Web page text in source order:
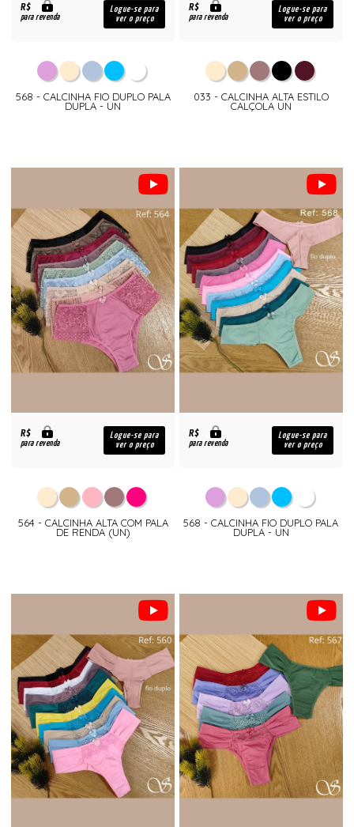
R$
para revenda
Logue-se para
ver o preço
568 - CALCINHA FIO DUPLO PALA
DUPLA - UN
R$
para revenda
Logue-se para
ver o preço
033 - CALCINHA ALTA ESTILO
CALÇOLA UN
R$
para revenda
Logue-se para
ver o preço
564 - CALCINHA ALTA COM PALA
DE RENDA (UN)
R$
para revenda
Logue-se para
ver o preço
568 - CALCINHA FIO DUPLO PALA
DUPLA - UN